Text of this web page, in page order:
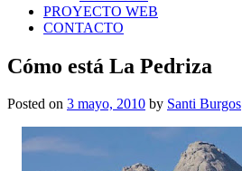
PROYECTO WEB
CONTACTO
Cómo está La Pedriza
Posted on 3 mayo, 2010 by Santi Burgos